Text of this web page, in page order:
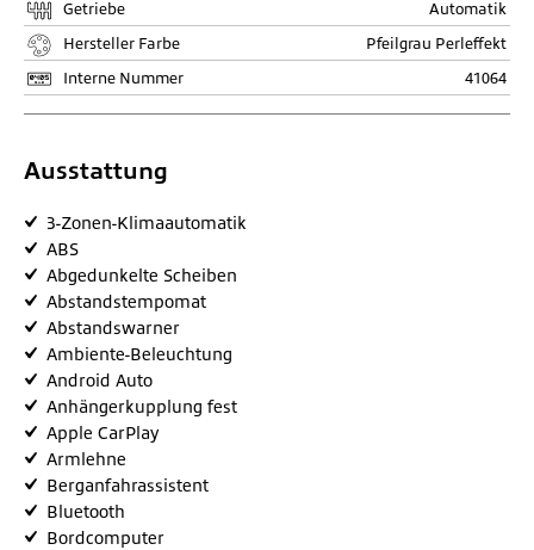
Getriebe
Automatik
Hersteller Farbe
Pfeilgrau Perleffekt
Interne Nummer
41064
Ausstattung
3-Zonen-Klimaautomatik
ABS
Abgedunkelte Scheiben
Abstandstempomat
Abstandswarner
Ambiente-Beleuchtung
Android Auto
Anhängerkupplung fest
Apple CarPlay
Armlehne
Berganfahrassistent
Bluetooth
Bordcomputer